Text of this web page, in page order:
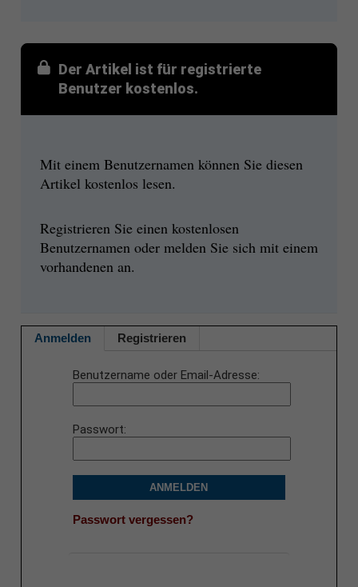
Der Artikel ist für registrierte
Benutzer kostenlos.
Mit einem Benutzernamen können Sie diesen
Artikel kostenlos lesen.
Registrieren Sie einen kostenlosen
Benutzernamen oder melden Sie sich mit einem
vorhandenen an.
Anmelden Registrieren
Benutzername oder Email-Adresse
Passwort
ANMELDEN
Passwort vergessen?